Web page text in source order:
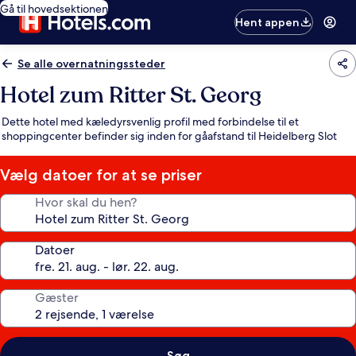
Gå til hovedsektionen
Hent appen
Se alle overnatningssteder
Hotel zum Ritter St. Georg
Dette hotel med kæledyrsvenlig profil med forbindelse til et
shoppingcenter befinder sig inden for gåafstand til Heidelberg Slot
Vælg datoer for at se priser
Hvor skal du hen?
Datoer
Gæster